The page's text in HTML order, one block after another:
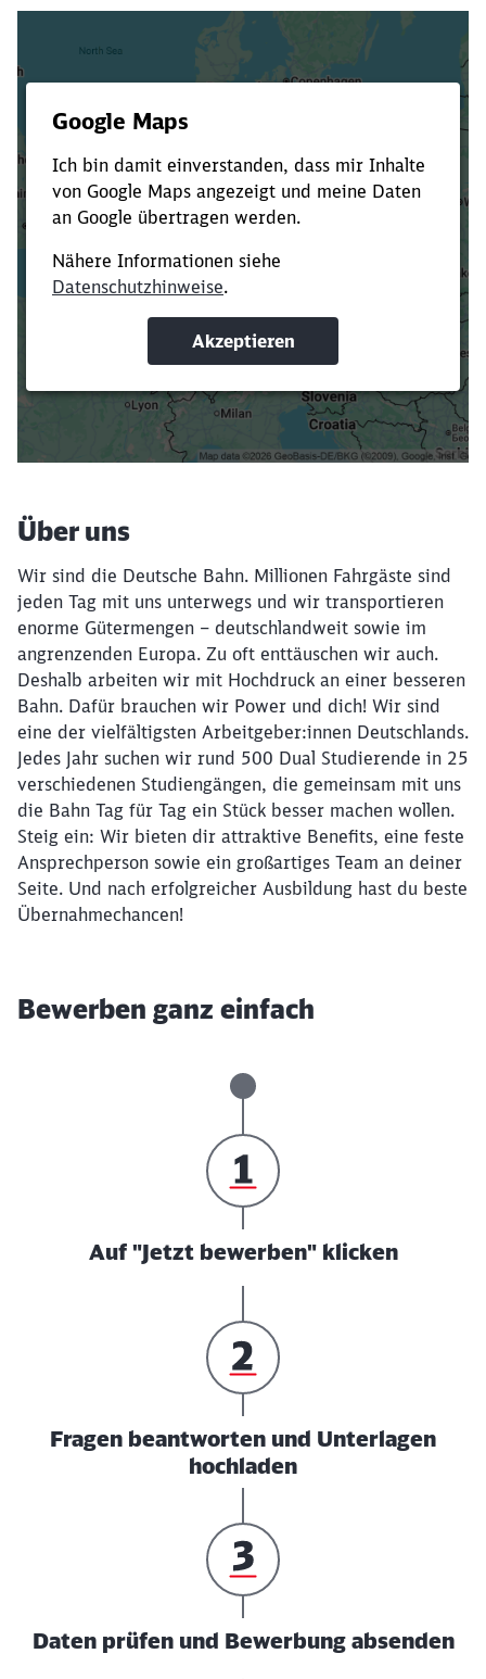
Verkürze die Ladezeit, indem du Suchbegriffe
oder Filter hinzufügst.
Suchbegriffe eingeben
Filter setzen
Über uns
Wir sind die Deutsche Bahn. Millionen Fahrgäste sind
jeden Tag mit uns unterwegs und wir transportieren
enorme Gütermengen – deutschlandweit sowie im
angrenzenden Europa. Zu oft enttäuschen wir auch.
Deshalb arbeiten wir mit Hochdruck an einer besseren
Bahn. Dafür brauchen wir Power und dich! Wir sind
eine der vielfältigsten Arbeitgeber:innen Deutschlands.
Jedes Jahr suchen wir rund 500 Dual Studierende in 25
verschiedenen Studiengängen, die gemeinsam mit uns
die Bahn Tag für Tag ein Stück besser machen wollen.
Steig ein: Wir bieten dir attraktive Benefits, eine feste
Ansprechperson sowie ein großartiges Team an deiner
Seite. Und nach erfolgreicher Ausbildung hast du beste
Übernahmechancen!
Bewerben ganz einfach
Auf "Jetzt bewerben" klicken
Fragen beantworten und Unterlagen
hochladen
Daten prüfen und Bewerbung absenden